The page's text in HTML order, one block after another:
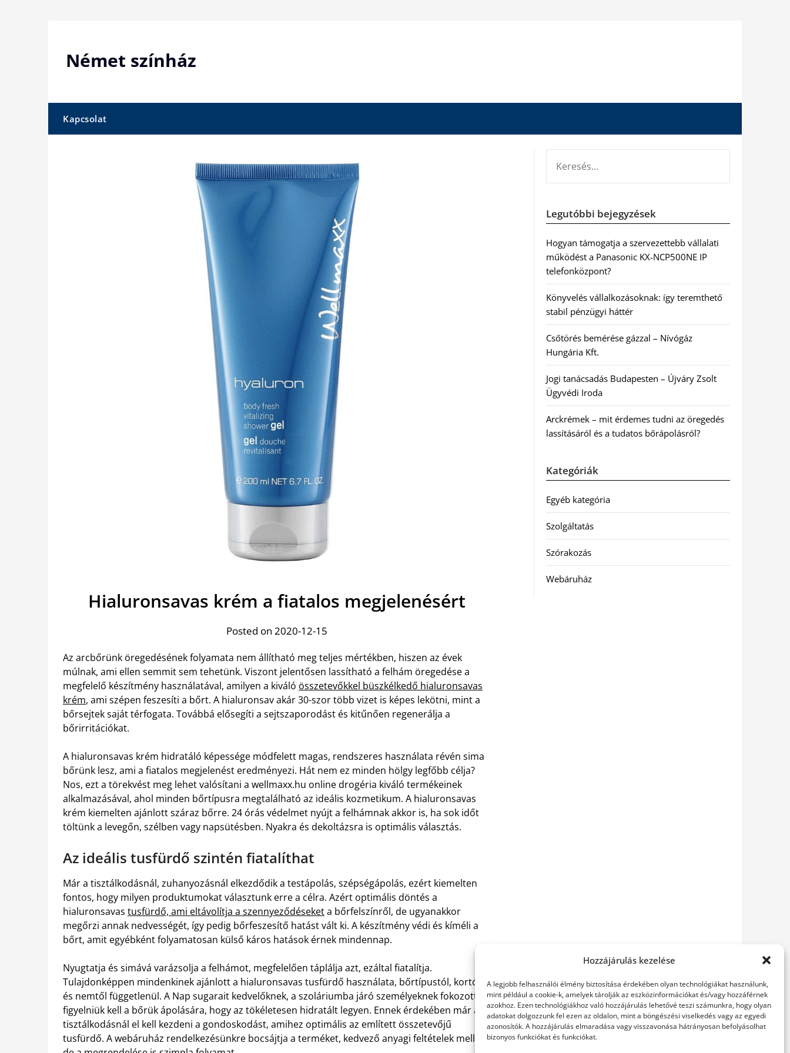
Hozzájárulás kezelése
A legjobb felhasználói élmény biztosítása érdekében olyan technológiákat használunk,
mint például a cookie-k, amelyek tárolják az eszközinformációkat és/vagy hozzáférnek
azokhoz. Ezen technológiákhoz való hozzájárulás lehetővé teszi számunkra, hogy olyan
adatokat dolgozzunk fel ezen az oldalon, mint a böngészési viselkedés vagy az egyedi
azonosítók. A hozzájárulás elmaradása vagy visszavonása hátrányosan befolyásolhat
bizonyos funkciókat és funkciókat.
Német színház
Kapcsolat
Hialuronsavas krém a fiatalos megjelenésért
Posted on 2020-12-15
Az arcbőrünk öregedésének folyamata nem állítható meg teljes mértékben, hiszen az évek
múlnak, ami ellen semmit sem tehetünk. Viszont jelentősen lassítható a felhám öregedése a
megfelelő készítmény használatával, amilyen a kiváló összetevőkkel büszkélkedő hialuronsavas
krém, ami szépen feszesíti a bőrt. A hialuronsav akár 30-szor több vizet is képes lekötni, mint a
bőrsejtek saját térfogata. Továbbá elősegíti a sejtszaporodást és kitűnően regenerálja a
bőrirritációkat.
A hialuronsavas krém hidratáló képessége módfelett magas, rendszeres használata révén sima
bőrünk lesz, ami a fiatalos megjelenést eredményezi. Hát nem ez minden hölgy legfőbb célja?
Nos, ezt a törekvést meg lehet valósítani a wellmaxx.hu online drogéria kiváló termékeinek
alkalmazásával, ahol minden bőrtípusra megtalálható az ideális kozmetikum. A hialuronsavas
krém kiemelten ajánlott száraz bőrre. 24 órás védelmet nyújt a felhámnak akkor is, ha sok időt
töltünk a levegőn, szélben vagy napsütésben. Nyakra és dekoltázsra is optimális választás.
Az ideális tusfürdő szintén fiatalíthat
Már a tisztálkodásnál, zuhanyozásnál elkezdődik a testápolás, szépségápolás, ezért kiemelten
fontos, hogy milyen produktumokat választunk erre a célra. Azért optimális döntés a
hialuronsavas tusfürdő, ami eltávolítja a szennyeződéseketa bőrfelszínről, de ugyanakkor
megőrzi annak nedvességét, így pedig bőrfeszesítő hatást vált ki. A készítmény védi és kíméli a
bőrt, amit egyébként folyamatosan külső káros hatások érnek mindennap.
Nyugtatja és simává varázsolja a felhámot, megfelelően táplálja azt, ezáltal fiatalítja.
Tulajdonképpen mindenkinek ajánlott a hialuronsavas tusfürdő használata, bőrtípustól, kortól
és nemtől függetlenül. A Nap sugarait kedvelőknek, a szoláriumba járó személyeknek fokozottan
figyelniük kell a bőrük ápolására, hogy az tökéletesen hidratált legyen. Ennek érdekében már a
tisztálkodásnál el kell kezdeni a gondoskodást, amihez optimális az említett összetevőjű
tusfürdő. A webáruház rendelkezésünkre bocsájtja a terméket, kedvező anyagi feltételek mellett,
Legutóbbi bejegyzések
Hogyan támogatja a szervezettebb vállalati
működést a Panasonic KX-NCP500NE IP
telefonközpont?
Könyvelés vállalkozásoknak: így teremthető
stabil pénzügyi háttér
Csőtörés bemérése gázzal – Nívógáz
Hungária Kft.
Jogi tanácsadás Budapesten – Újváry Zsolt
Ügyvédi Iroda
Arckrémek – mit érdemes tudni az öregedés
lassításáról és a tudatos bőrápolásról?
Kategóriák
Egyéb kategória
Szolgáltatás
Szórakozás
Webáruház